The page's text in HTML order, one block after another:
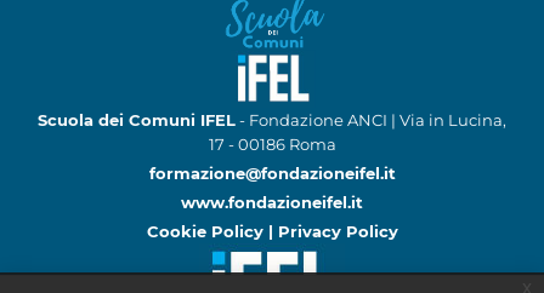
Scuola dei Comuni IFEL- Fondazione ANCI | Via in Lucina,
17 - 00186 Roma
formazione@fondazioneifel.it
www.fondazioneifel.it
Cookie Policy | Privacy Policy